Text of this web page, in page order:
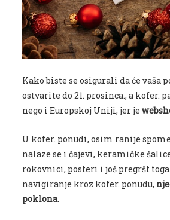
Kako biste se osigurali da će vaša
ostvarite do 21. prosinca., a kofer.
nego i Europskoj Uniji, jer je
U kofer. ponudi, osim ranije
nalaze se i čajevi, keramičke
rokovnici, posteri i još pregršt
navigiranje kroz kofer. ponudu,
poklona.